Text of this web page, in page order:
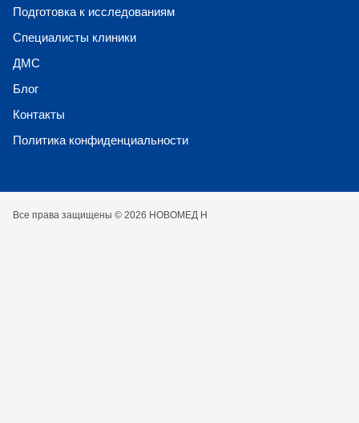
Подготовка к исследованиям
Специалисты клиники
ДМС
Блог
Контакты
Политика конфиденциальности
Все права защищены © 2026 НОВОМЕД Н